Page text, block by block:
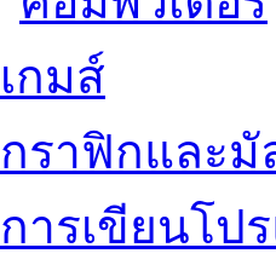
เกมส์
กราฟิกและมั
การเขียนโป